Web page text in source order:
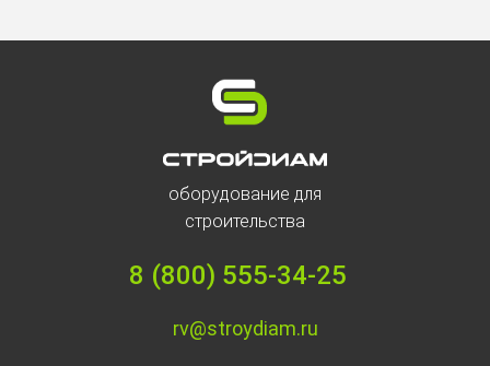
оборудование для
строительства
8 (800) 555-34-25
rv@stroydiam.ru